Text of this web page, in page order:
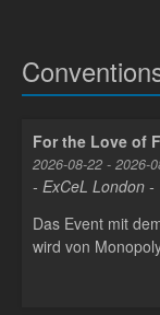
For the Love of
2026-08-22 - 2026-
- ExCeL London -
Das Event mit
wird von